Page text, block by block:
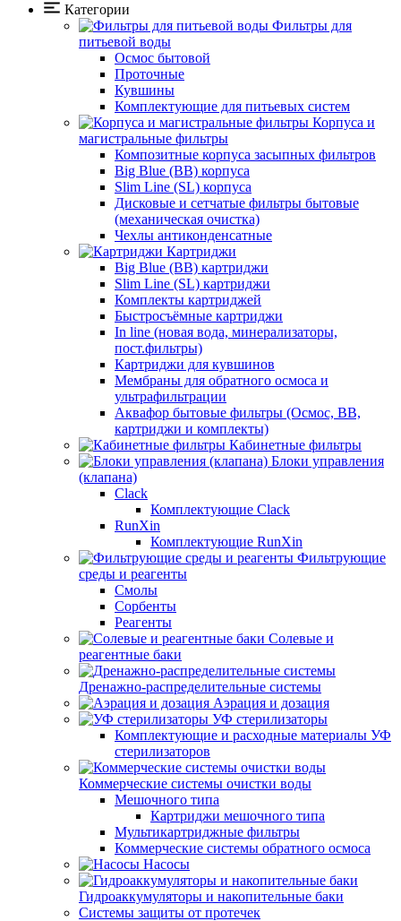
Категории
Фильтры для
питьевой воды
Осмос бытовой
Проточные
Кувшины
Комплектующие для питьевых систем
Корпуса и
магистральные фильтры
Композитные корпуса засыпных фильтров
Big Blue (BB) корпуса
Slim Line (SL) корпуса
Дисковые и сетчатые фильтры бытовые
(механическая очистка)
Чехлы антиконденсатные
Картриджи
Big Blue (BB) картриджи
Slim Line (SL) картриджи
Комплекты картриджей
Быстросъёмные картриджи
In line (новая вода, минерализаторы,
пост.фильтры)
Картриджи для кувшинов
Мембраны для обратного осмоса и
ультрафильтрации
Аквафор бытовые фильтры (Осмос, ВВ,
картриджи и комплекты)
Кабинетные фильтры
Блоки управления
(клапана)
Clack
Комплектующие Clack
RunXin
Комплектующие RunXin
Фильтрующие
среды и реагенты
Смолы
Сорбенты
Реагенты
Солевые и
реагентные баки
Дренажно-распределительные системы
Аэрация и дозация
УФ стерилизаторы
Комплектующие и расходные материалы УФ
стерилизаторов
Коммерческие системы очистки воды
Мешочного типа
Картриджи мешочного типа
Мультикартриджные фильтры
Коммерческие системы обратного осмоса
Насосы
Гидроаккумуляторы и накопительные баки
Системы защиты от протечек